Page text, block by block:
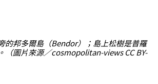
的邦多爾島（Bendor）；島上松樹是普羅
（圖片來源／cosmopolitan-views CC BY-